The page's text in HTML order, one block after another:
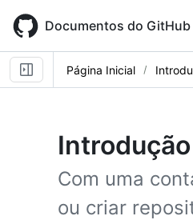
main
content
Documentos do GitHub
Página Inicial
Com uma
ou criar